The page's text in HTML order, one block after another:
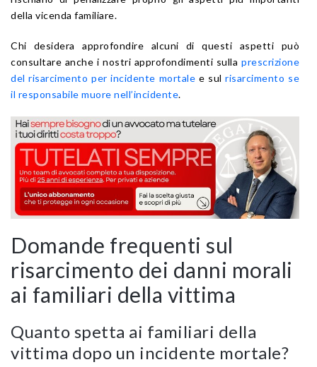
della vicenda familiare.
Chi desidera approfondire alcuni di questi aspetti può
consultare anche i nostri approfondimenti sulla prescrizione
del risarcimento per incidente mortale e sulrisarcimento se
il responsabile muore nell’incidente.
Domande frequenti sul
risarcimento dei danni morali
ai familiari della vittima
Quanto spetta ai familiari della
vittima dopo un incidente mortale?